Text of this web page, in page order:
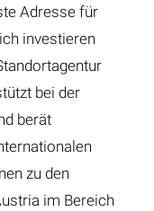
Adresse für
investieren
bei der
berät
zu den
im Bereich